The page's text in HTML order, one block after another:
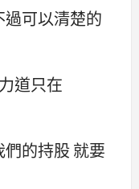
可以清楚的
道只在
的持股 就要